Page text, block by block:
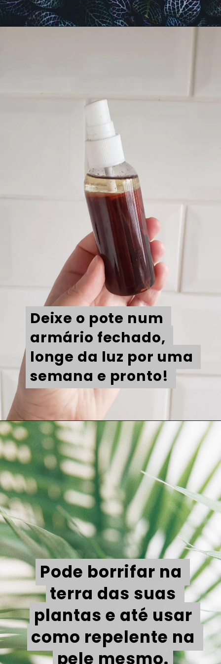
Deixe o pote num
armário fechado,
longe da luz por uma
semana e pronto!
Deixe o pote num
armário fechado,
longe da luz por uma
semana e pronto!
Pode borrifar na
terra das suas
plantas e até usar
como repelente na
pele mesmo.
Pode borrifar na
terra das suas
plantas e até usar
como repelente na
pele mesmo.